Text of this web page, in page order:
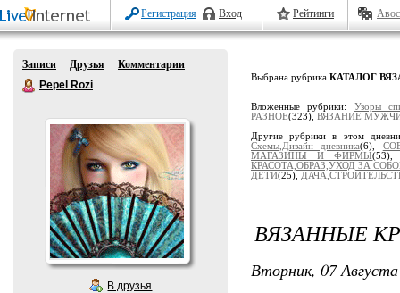
Регистрация Вход Рейтинги
Записи Друзья
Комментарии
Pepel Rozi
В друзья
Выбрана рубрика КАТАЛОГ
Вложенные рубрики: Узоры
РАЗНОЕ(323), ВЯЗАНИЕ
Другие рубрики в этом
Схемы,Дизайн дневника(6),
МАГАЗИНЫ И ФИРМЫ
КРАСОТА,ОБРАЗ,УХОД ЗА
ДЕТИ(25),
ВЯЗАННЫЕ
Вторник, 07